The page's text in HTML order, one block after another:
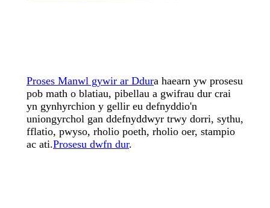
Proses Manwl gywir ar Ddura haearn yw prosesu
pob math o blatiau, pibellau a gwifrau dur crai
yn gynhyrchion y gellir eu defnyddio'n
uniongyrchol gan ddefnyddwyr trwy dorri, sythu,
fflatio, pwyso, rholio poeth, rholio oer, stampio
ac ati.Prosesu dwfn dur.